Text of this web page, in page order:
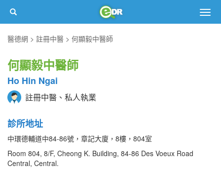
醫德網
註冊中醫 何顯毅中醫師
何顯毅中醫師
Ho Hin Ngai
註冊中醫、私人執業
診所地址
中環德輔道中84-86號，章記大廈，8樓，804室
Room 804, 8/F, Cheong K. Building, 84-86 Des Voeux Road
Central, Central.